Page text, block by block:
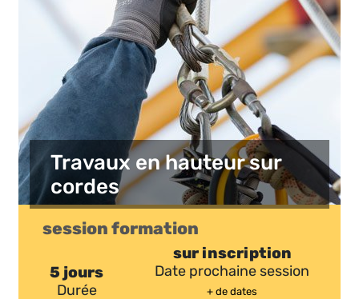
Travaux en hauteur sur
cordes
session formation
5 jours
Durée
sur inscription
Date prochaine session
+ de dates